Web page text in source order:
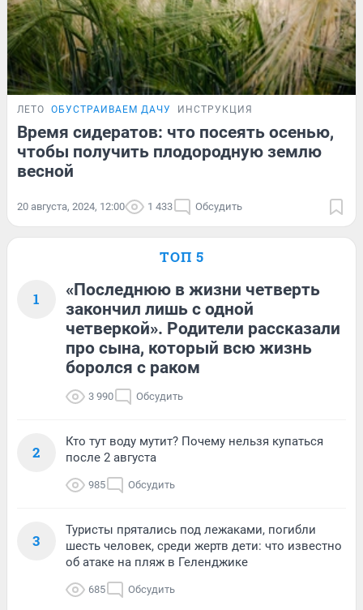
ЛЕТО ОБУСТРАИВАЕМ ДАЧУ ИНСТРУКЦИЯ
Время сидератов: что посеять осенью,
чтобы получить плодородную землю
весной
20 августа, 2024, 12:00 1 433 Обсудить
ТОП 5
1
«Последнюю в жизни четверть
закончил лишь с одной
четверкой». Родители рассказали
про сына, который всю жизнь
боролся с раком
3 990 Обсудить
2
Кто тут воду мутит? Почему нельзя купаться
после 2 августа
985 Обсудить
3
Туристы прятались под лежаками, погибли
шесть человек, среди жертв дети: что известно
об атаке на пляж в Геленджике
685 Обсудить